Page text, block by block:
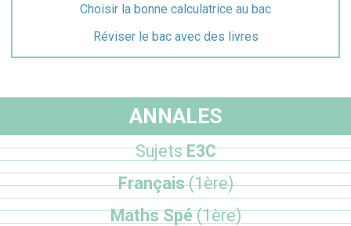
Choisir la bonne calculatrice au bac
Réviser le bac avec des livres
ANNALES
SujetsE3C
Français(1ère)
Maths Spé(1ère)